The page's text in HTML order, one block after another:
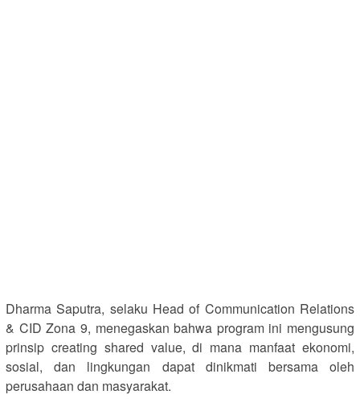
Dharma Saputra, selaku Head of Communication Relations
& CID Zona 9, menegaskan bahwa program ini mengusung
prinsip creating shared value, di mana manfaat ekonomi,
sosial, dan lingkungan dapat dinikmati bersama oleh
perusahaan dan masyarakat.